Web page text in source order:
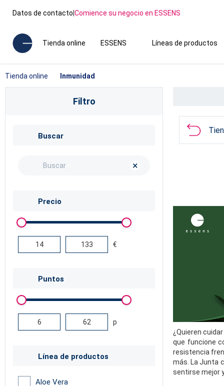
Datos de contacto|Comience su negocio en ESSENS
Tienda online ESSENS Líneas de productos
Tienda online Inmunidad
Filtro
Buscar
×
Precio
€
Puntos
p
Línea de productos
Aloe Vera
¿Quieren
que funcione
resistencia
más. La Junta
sentirse mejor